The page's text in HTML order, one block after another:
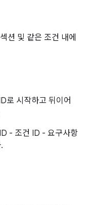
션 및 같은 조건 내에
로 시작하고 뒤이어
- 조건 ID - 요구사항